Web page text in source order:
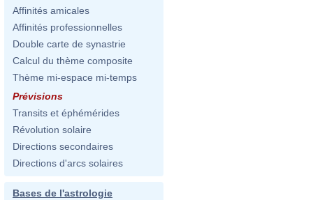
Affinités amicales
Affinités professionnelles
Double carte de synastrie
Calcul du thème composite
Thème mi-espace mi-temps
Prévisions
Transits et éphémérides
Révolution solaire
Directions secondaires
Directions d'arcs solaires
Bases de l'astrologie